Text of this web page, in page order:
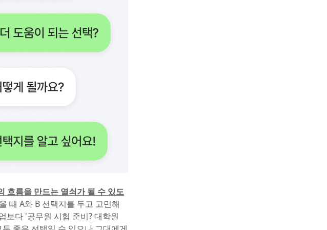
흐름을 만드는 열쇠가 될 수 있도
때 A와 B 선택지를 두고 고민해
보다 '공무원 시험 준비? 대학원